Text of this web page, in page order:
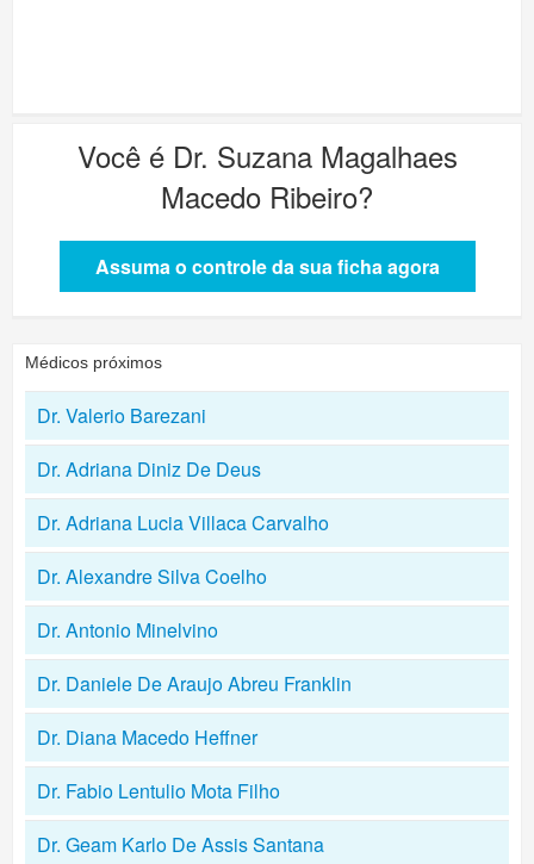
Você é Dr. Suzana Magalhaes
Macedo Ribeiro?
Assuma o controle da sua ficha agora
Médicos próximos
Dr. Valerio Barezani
Dr. Adriana Diniz De Deus
Dr. Adriana Lucia Villaca Carvalho
Dr. Alexandre Silva Coelho
Dr. Antonio Minelvino
Dr. Daniele De Araujo Abreu Franklin
Dr. Diana Macedo Heffner
Dr. Fabio Lentulio Mota Filho
Dr. Geam Karlo De Assis Santana